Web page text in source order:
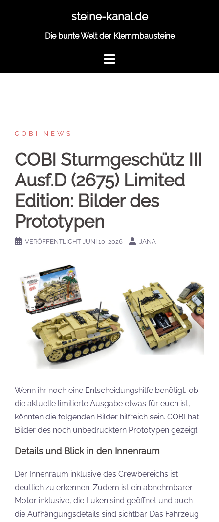
steine-kanal.de
Die bunte Welt der Klemmbausteine
COBI NEWS
COBI Sturmgeschütz III
Ausf.D (2675) Limited
Edition: Bilder des
Prototypen
VERÖFFENTLICHT JUNI 10, 2026 JANA
Wenn ihr noch eine Entscheidungshilfe benötigt, ob
die aktuelle limitierte Ausgabe etwas für euch ist,
könnten die folgenden Bilder hilfreich sein. COBI hat
Bilder des noch unbedrucktern Prototypen gezeigt.
Details und Blick in den Innenraum
Der Innenraum inklusive des Crewbereichs ist
deutlich zu erkennen. Zudem ist ein abnehmbarer
Motor inklusive, die Luken sind geöffnet und auch
die Aufhängungsdetails sind sichtbar. Das Fahrzeug